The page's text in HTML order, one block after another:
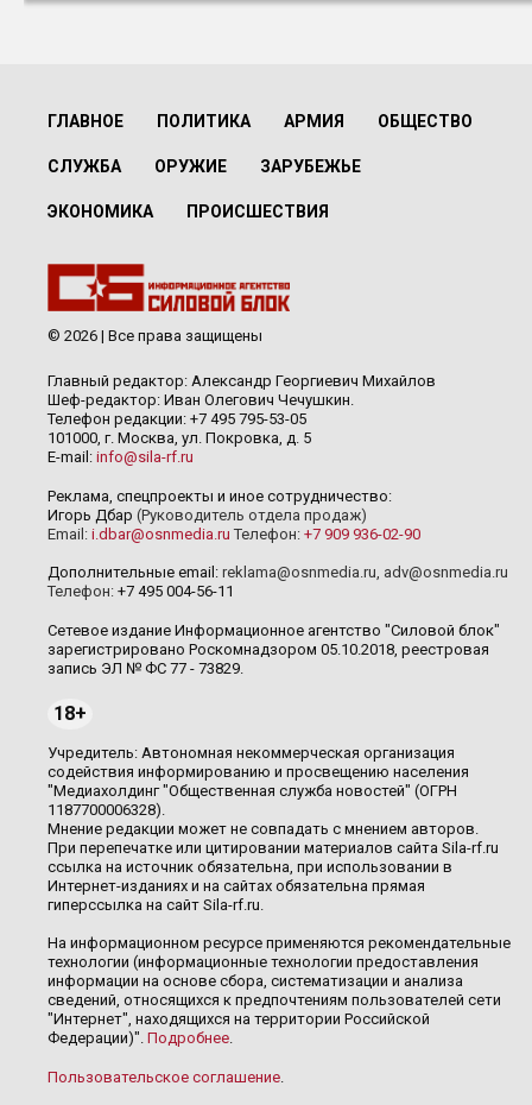
ГЛАВНОЕ ПОЛИТИКА АРМИЯ ОБЩЕСТВО
СЛУЖБА ОРУЖИЕ ЗАРУБЕЖЬЕ
ЭКОНОМИКА ПРОИСШЕСТВИЯ
© 2026 | Все права защищены
Главный редактор: Александр Георгиевич Михайлов
Шеф-редактор: Иван Олегович Чечушкин.
Телефон редакции: +7 495 795-53-05
101000, г. Москва, ул. Покровка, д. 5
E-mail: info@sila-rf.ru
Реклама, спецпроекты и иное сотрудничество:
Игорь Дбар (Руководитель отдела продаж)
Email: i.dbar@osnmedia.ru Телефон: +7 909 936-02-90
Дополнительные email: reklama@osnmedia.ru adv@osnmedia.ru
Телефон: +7 495 004-56-11
Сетевое издание Информационное агентство "Силовой блок"
зарегистрировано Роскомнадзором 05.10.2018, реестровая
запись ЭЛ № ФС 77 - 73829.
18+
Учредитель: Автономная некоммерческая организация
содействия информированию и просвещению населения
"Медиахолдинг "Общественная служба новостей" (ОГРН
1187700006328).
Мнение редакции может не совпадать с мнением авторов.
При перепечатке или цитировании материалов сайта Sila-rf.ru
ссылка на источник обязательна, при использовании в
Интернет-изданиях и на сайтах обязательна прямая
гиперссылка на сайт Sila-rf.ru.
На информационном ресурсе применяются рекомендательные
технологии (информационные технологии предоставления
информации на основе сбора, систематизации и анализа
сведений, относящихся к предпочтениям пользователей сети
"Интернет", находящихся на территории Российской
Федерации)". Подробнее
Пользовательское соглашение